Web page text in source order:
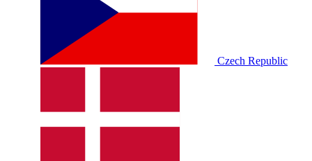
Czech Republic